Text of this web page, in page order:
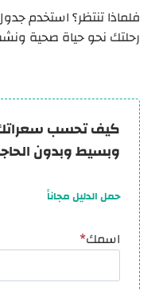
فلماذا تنتظر؟ استخدم
رحلتك نحو حياة صحية
كيف تحسب
وبسيط وبدون
حمل الدليل مجاناً
اسمك*